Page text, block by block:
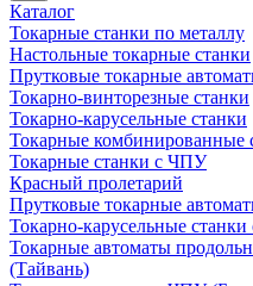
Каталог
Токарные станки по металлу
Настольные токарные станки
Прутковые токарные
Токарно-винторезные станки
Токарно-карусельные станки
Токарные комбинированные
Токарные станки с ЧПУ
Красный пролетарий
Прутковые токарные
Токарно-карусельные
Токарные автоматы
(Тайвань)